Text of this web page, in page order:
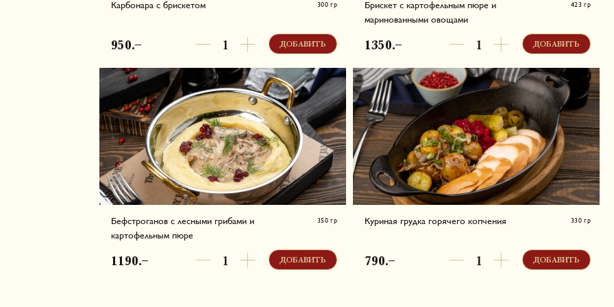
сливочный соус с желтком, сыр Пармезан, жаренный
бекон и нежный брискет из говяжьей грудинки.
Белки - 29.46 г, Жиры - 67.91 г, Углеводы - 64.71 г,
987.86 ккал в одной порции
Карбонара с брискетом 300 гр
950.– ДОБАВИТЬ
смокере более 12 часов при низкой температуре.
Подаём с воздушным картофельным пюре и
маринованным луком, маринованным перцем
Белки - 32.16 г, Жиры - 37.73 г, Углеводы - 49.8 г,
667.4 ккал в одной порции
Брискет с картофельным пюре и
маринованными овощами
423 гр
1350.– ДОБАВИТЬ
Говяжья вырезка, репчатый лук и лесные грибы,
томлёные в сливках. Подаём с воздушным
картофельным пюре и мочёной клюквой.
Бефстроганов с лесными грибами и
картофельным пюре
350 гр
1190.– ДОБАВИТЬ
бейби-картофелем, обжаренными грибами,
маринованным красным луком и перцем Халапеньо.
Куриная грудка горячего копчения 330 гр
790.– ДОБАВИТЬ